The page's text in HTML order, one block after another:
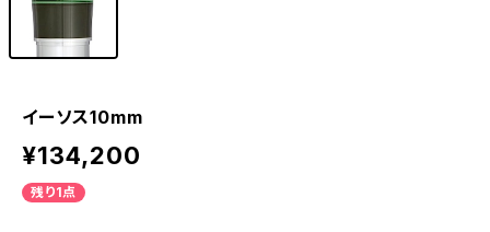
イーソス10mm
¥134,200
残り1点